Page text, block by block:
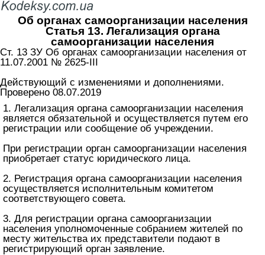
Об органах самоорганизации населения
Статья 13. Легализация органа
самоорганизации населения
Ст. 13 ЗУ Об органах самоорганизации населения от
11.07.2001 № 2625-III
Действующий с изменениями и дополнениями.
Проверено 08.07.2019
1. Легализация органа самоорганизации населения
является обязательной и осуществляется путем его
регистрации или сообщение об учреждении.
При регистрации орган самоорганизации населения
приобретает статус юридического лица.
2. Регистрация органа самоорганизации населения
осуществляется исполнительным комитетом
соответствующего совета.
3. Для регистрации органа самоорганизации
населения уполномоченные собранием жителей по
месту жительства их представители подают в
регистрирующий орган заявление.